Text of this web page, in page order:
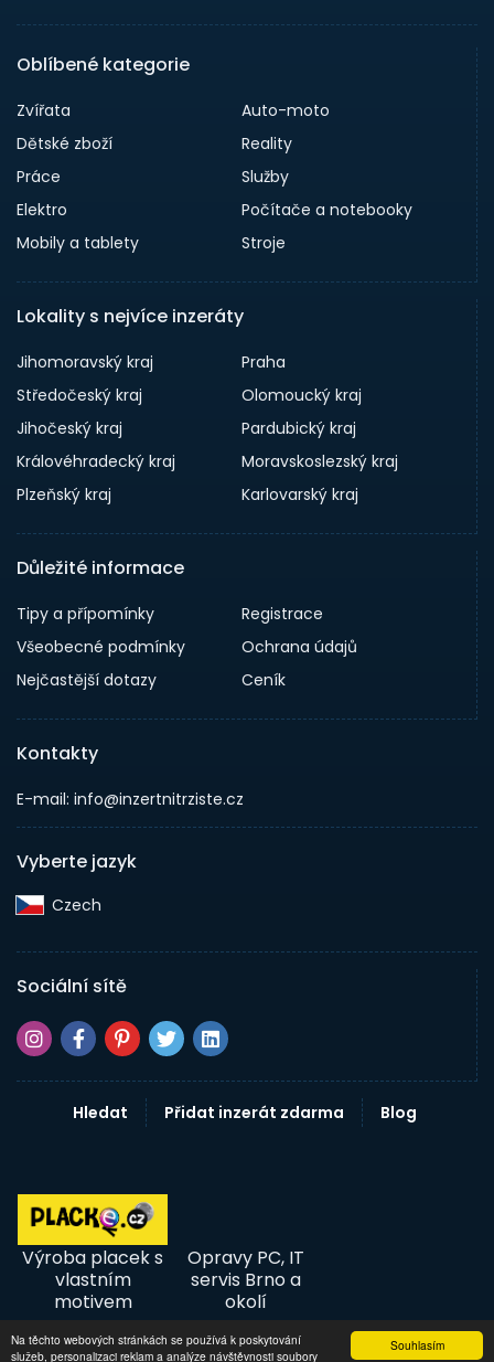
Souhlasím
Na těchto webových stránkách se používá k poskytování
služeb, personalizaci reklam a analýze návštěvnosti soubory
Oblíbené kategorie
Zvířata
Auto-moto
Dětské zboží
Reality
Práce
Služby
Elektro
Počítače a notebooky
Mobily a tablety
Stroje
Lokality s nejvíce inzeráty
Jihomoravský kraj
Praha
Středočeský kraj
Olomoucký kraj
Jihočeský kraj
Pardubický kraj
Královéhradecký kraj
Moravskoslezský kraj
Plzeňský kraj
Karlovarský kraj
Důležité informace
Tipy a přípomínky
Registrace
Všeobecné podmínky
Ochrana údajů
Nejčastější dotazy
Ceník
Kontakty
E-mail: info@inzertnitrziste.cz
Vyberte jazyk
Czech‎
Sociální sítě
Hledat Přidat inzerát zdarma Blog
Výroba placek s
vlastním
motivem
Opravy PC, IT
servis Brno a
okolí